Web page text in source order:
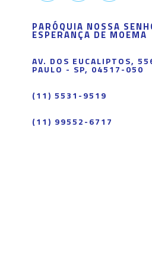
PARÓQUIA NOSSA
ESPERANÇA DE MOEMA
AV. DOS EUCALIPTOS,
PAULO - SP, 04517-050
(11) 5531-9519
(11) 99552-6717